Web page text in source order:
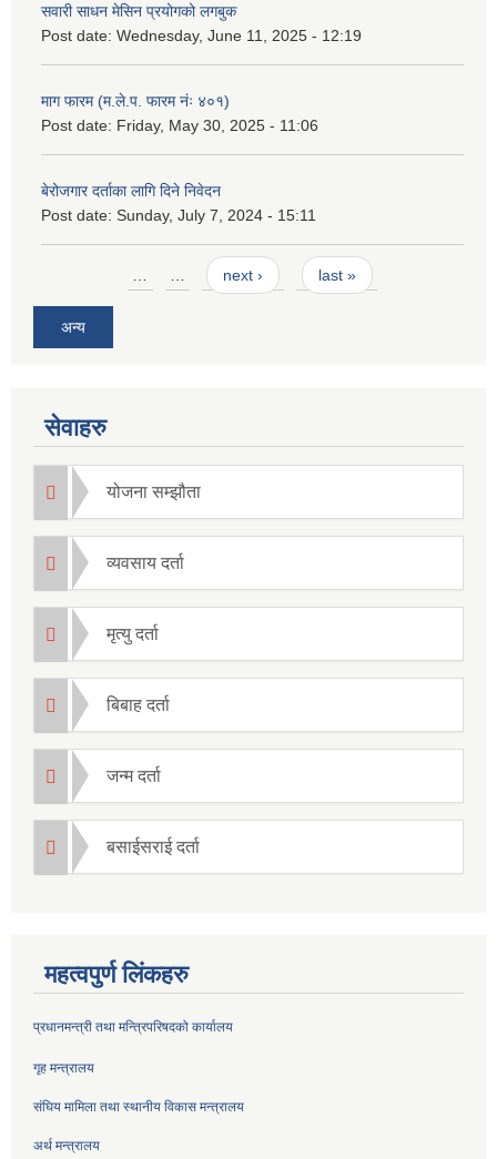
सवारी साधन मेसिन प्रयोगको लगबुक
Post date: Wednesday, June 11, 2025 - 12:19
माग फारम (म.ले.प. फारम नंः ४०१)
Post date: Friday, May 30, 2025 - 11:06
बेरोजगार दर्ताका लागि दिने निवेदन
Post date: Sunday, July 7, 2024 - 15:11
… … next › last »
अन्य
सेवाहरु
योजना सम्झौता
व्यवसाय दर्ता
मृत्यु दर्ता
बिबाह दर्ता
जन्म दर्ता
बसाईसराई दर्ता
महत्वपुर्ण लिंकहरु
प्रधानमन्त्री तथा मन्त्रिपरिषदको कार्यालय
गृह मन्त्रालय
संघिय मामिला तथा स्थानीय विकास मन्त्रालय
अर्थ मन्त्रालय